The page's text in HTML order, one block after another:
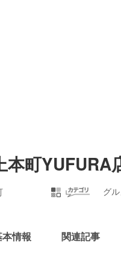
本町YUFURA
グ
情報 関連記事